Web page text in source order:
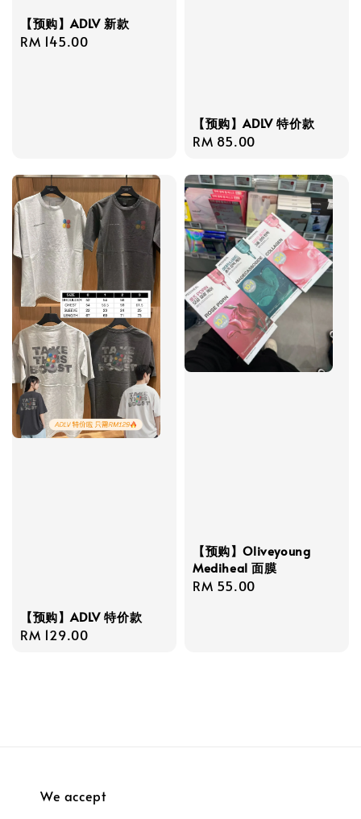
【预购】ADLV 新款
Regular
RM 145.00
【预购】ADLV 特价款
Regular
RM 85.00
【预购】ADLV 特价款
Regular
RM 129.00
【预购】Oliveyoung
Mediheal 面膜
Regular
RM 55.00
We accept